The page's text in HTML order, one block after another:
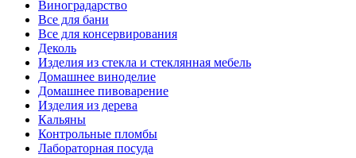
Виноградарство
Все для бани
Все для консервирования
Деколь
Изделия из стекла и стеклянная мебель
Домашнее виноделие
Домашнее пивоварение
Изделия из дерева
Кальяны
Контрольные пломбы
Лабораторная посуда